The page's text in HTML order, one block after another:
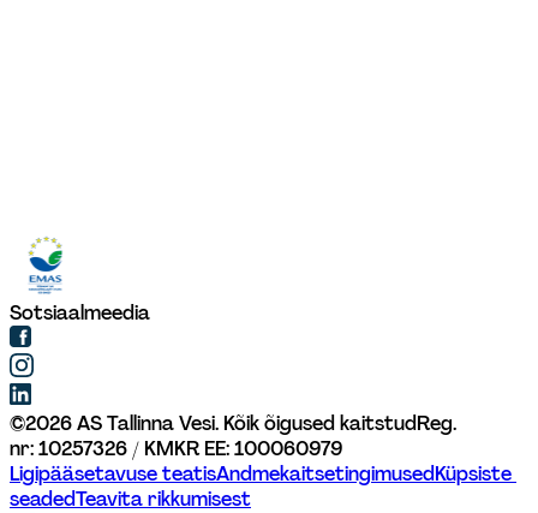
Sotsiaalmeedia
©2026AS Tallinna Vesi. Kõik õigused kaitstudReg.
nr: 10257326 / KMKR EE: 100060979
Ligipääsetavuse teatisAndmekaitsetingimusedKüpsiste
seadedTeavita rikkumisest